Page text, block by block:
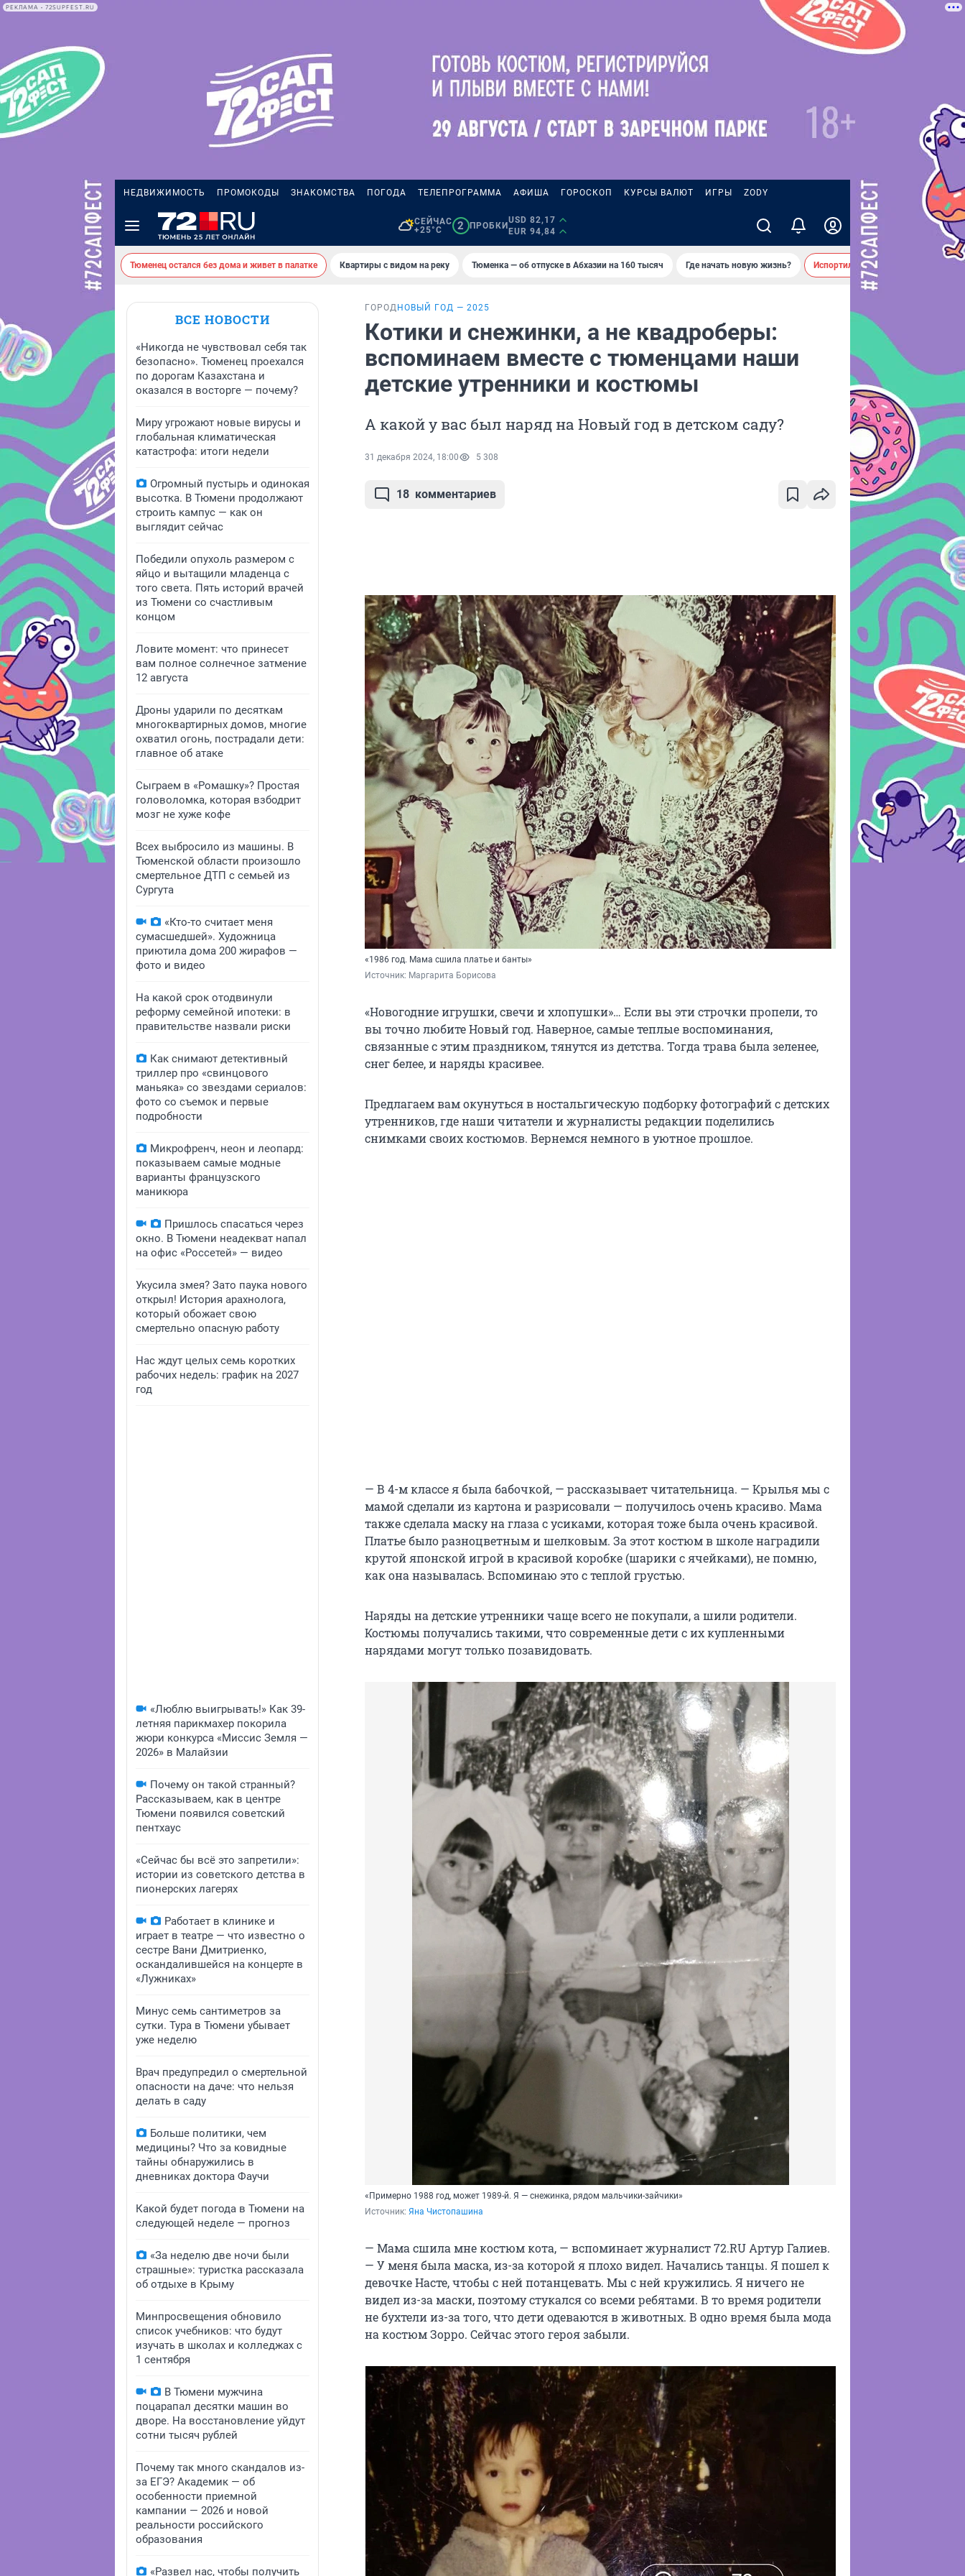
РЕКЛАМА • 72SUPFEST.RU
НЕДВИЖИМОСТЬ ПРОМОКОДЫ ЗНАКОМСТВА ПОГОДА ТЕЛЕПРОГРАММА АФИША ГОРОСКОП КУРСЫ ВАЛЮТ ИГРЫ ZODY
СЕЙЧАС
+25°C
2 ПРОБКИ
USD 82,17
EUR 94,84
Тюменец остался без дома и живет в палатке Квартиры с видом на реку Тюменка — об отпуске в Абхазии на 160 тысяч Где начать новую жизнь? Испортил десятки машин во дворе
ВСЕ НОВОСТИ
«Никогда не чувствовал себя так
безопасно». Тюменец проехался
по дорогам Казахстана и
оказался в восторге — почему?
Миру угрожают новые вирусы и
глобальная климатическая
катастрофа: итоги недели
Огромный пустырь и одинокая
высотка. В Тюмени продолжают
строить кампус — как он
выглядит сейчас
Победили опухоль размером с
яйцо и вытащили младенца с
того света. Пять историй врачей
из Тюмени со счастливым
концом
Ловите момент: что принесет
вам полное солнечное затмение
12 августа
Дроны ударили по десяткам
многоквартирных домов, многие
охватил огонь, пострадали дети:
главное об атаке
Сыграем в «Ромашку»? Простая
головоломка, которая взбодрит
мозг не хуже кофе
Всех выбросило из машины. В
Тюменской области произошло
смертельное ДТП с семьей из
Сургута
«Кто-то считает меня
сумасшедшей». Художница
приютила дома 200 жирафов —
фото и видео
На какой срок отодвинули
реформу семейной ипотеки: в
правительстве назвали риски
Как снимают детективный
триллер про «свинцового
маньяка» со звездами сериалов:
фото со съемок и первые
подробности
Микрофренч, неон и леопард:
показываем самые модные
варианты французского
маникюра
Пришлось спасаться через
окно. В Тюмени неадекват напал
на офис «Россетей» — видео
Укусила змея? Зато паука нового
открыл! История арахнолога,
который обожает свою
смертельно опасную работу
Нас ждут целых семь коротких
рабочих недель: график на 2027
год
«Люблю выигрывать!» Как 39-
летняя парикмахер покорила
жюри конкурса «Миссис Земля —
2026» в Малайзии
Почему он такой странный?
Рассказываем, как в центре
Тюмени появился советский
пентхаус
«Сейчас бы всё это запретили»:
истории из советского детства в
пионерских лагерях
Работает в клинике и
играет в театре — что известно о
сестре Вани Дмитриенко,
оскандалившейся на концерте в
«Лужниках»
Минус семь сантиметров за
сутки. Тура в Тюмени убывает
уже неделю
Врач предупредил о смертельной
опасности на даче: что нельзя
делать в саду
Больше политики, чем
медицины? Что за ковидные
тайны обнаружились в
дневниках доктора Фаучи
Какой будет погода в Тюмени на
следующей неделе — прогноз
«За неделю две ночи были
страшные»: туристка рассказала
об отдыхе в Крыму
Минпросвещения обновило
список учебников: что будут
изучать в школах и колледжах с
1 сентября
В Тюмени мужчина
поцарапал десятки машин во
дворе. На восстановление уйдут
сотни тысяч рублей
Почему так много скандалов из-
за ЕГЭ? Академик — об
особенности приемной
кампании — 2026 и новой
реальности российского
образования
«Развел нас, чтобы получить
ГОРОД НОВЫЙ ГОД — 2025
Котики и снежинки, а не квадроберы:
вспоминаем вместе с тюменцами наши
детские утренники и костюмы
А какой у вас был наряд на Новый год в детском саду?
31 декабря 2024, 18:00 5 308
18 комментариев
«1986 год. Мама сшила платье и банты»
Источник: Маргарита Борисова
«Новогодние игрушки, свечи и хлопушки»… Если вы эти строчки пропели, то
вы точно любите Новый год. Наверное, самые теплые воспоминания,
связанные с этим праздником, тянутся из детства. Тогда трава была зеленее,
снег белее, и наряды красивее.
Предлагаем вам окунуться в ностальгическую подборку фотографий с детских
утренников, где наши читатели и журналисты редакции поделились
снимками своих костюмов. Вернемся немного в уютное прошлое.
— В 4-м классе я была бабочкой, — рассказывает читательница. — Крылья мы с
мамой сделали из картона и разрисовали — получилось очень красиво. Мама
также сделала маску на глаза с усиками, которая тоже была очень красивой.
Платье было разноцветным и шелковым. За этот костюм в школе наградили
крутой японской игрой в красивой коробке (шарики с ячейками), не помню,
как она называлась. Вспоминаю это с теплой грустью.
Наряды на детские утренники чаще всего не покупали, а шили родители.
Костюмы получались такими, что современные дети с их купленными
нарядами могут только позавидовать.
«Примерно 1988 год, может 1989-й. Я — снежинка, рядом мальчики-зайчики»
Источник: Яна Чистопашина
— Мама сшила мне костюм кота, — вспоминает журналист 72.RU Артур Галиев.
— У меня была маска, из-за которой я плохо видел. Начались танцы. Я пошел к
девочке Насте, чтобы с ней потанцевать. Мы с ней кружились. Я ничего не
видел из-за маски, поэтому стукался со всеми ребятами. В то время родители
не бухтели из-за того, что дети одеваются в животных. В одно время была мода
на костюм Зорро. Сейчас этого героя забыли.